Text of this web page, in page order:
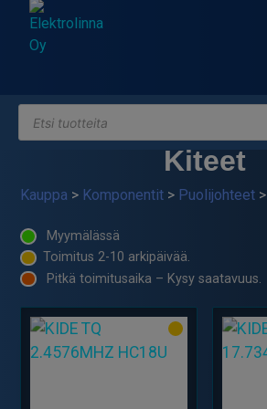
content
Elektrolinna Oy
Verkkokauppa
Products
search
Kiteet
Kauppa > Komponentit > Puolijohteet >
Myymälässä
Toimitus 2-10 arkipäivää.
Pitkä toimitusaika – Kysy saatavuus.